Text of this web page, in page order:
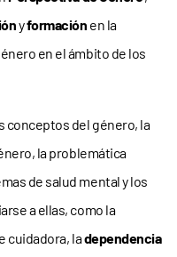
yformación en la
en el ámbito de los
conceptos del género, la
la problemática
de salud mental y los
a ellas, como la
cuidadora, ladependencia